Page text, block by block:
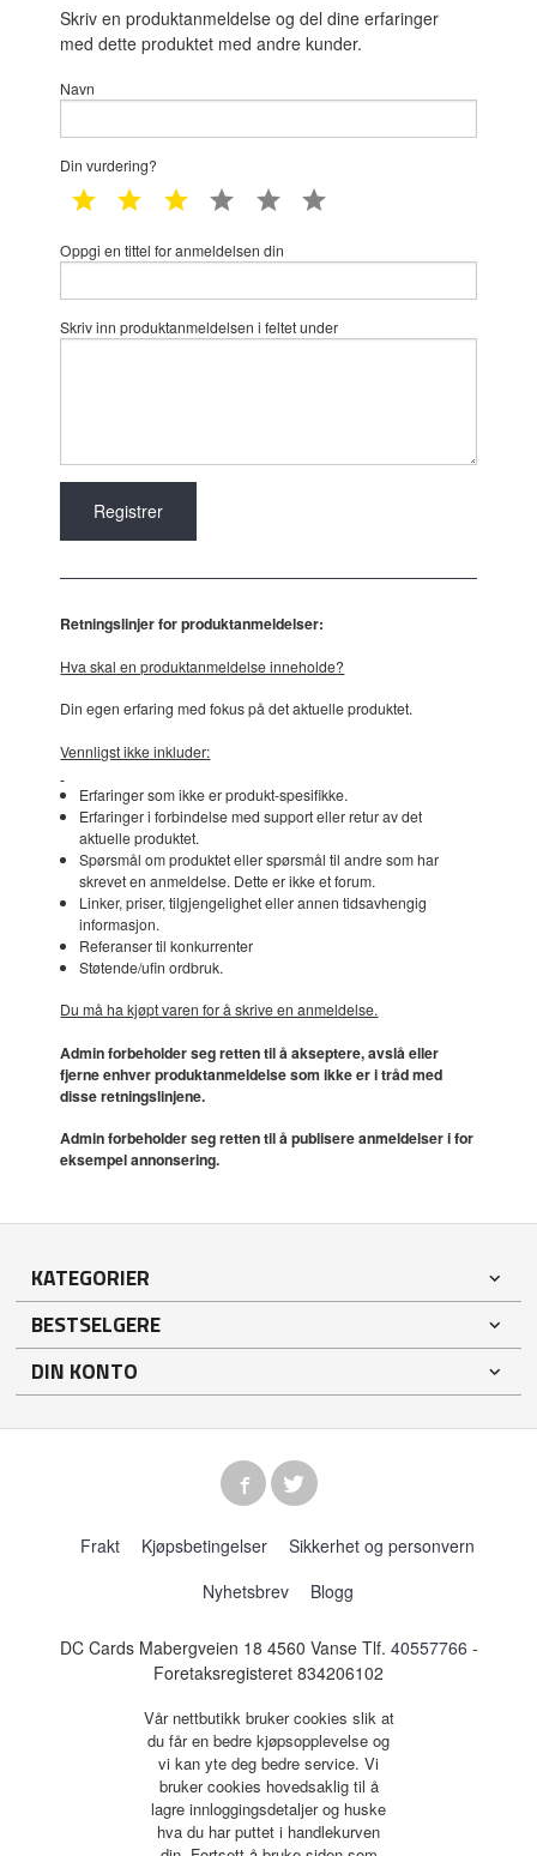
Skriv en produktanmeldelse og del dine erfaringer
med dette produktet med andre kunder.
Navn
Din vurdering?
1 star 2 star 3 star 4 star 5 star
Oppgi en tittel for anmeldelsen din
Skriv inn produktanmeldelsen i feltet under
Retningslinjer for produktanmeldelser:
Hva skal en produktanmeldelse inneholde?
Din egen erfaring med fokus på det aktuelle produktet.
Vennligst ikke inkluder:
Erfaringer som ikke er produkt-spesifikke.
Erfaringer i forbindelse med support eller retur av det
aktuelle produktet.
Spørsmål om produktet eller spørsmål til andre som har
skrevet en anmeldelse. Dette er ikke et forum.
Linker, priser, tilgjengelighet eller annen tidsavhengig
informasjon.
Referanser til konkurrenter
Støtende/ufin ordbruk.
Du må ha kjøpt varen for å skrive en anmeldelse.
Admin forbeholder seg retten til å akseptere, avslå eller
fjerne enhver produktanmeldelse som ikke er i tråd med
disse retningslinjene.
Admin forbeholder seg retten til å publisere anmeldelser i for
eksempel annonsering.
KATEGORIER
BESTSELGERE
DIN KONTO
Frakt Kjøpsbetingelser
Sikkerhet og personvern
Nyhetsbrev
Blogg
DC Cards Mabergveien 18 4560 Vanse Tlf. 40557766 -
Foretaksregisteret 834206102
Vår nettbutikk bruker cookies slik at
du får en bedre kjøpsopplevelse og
vi kan yte deg bedre service. Vi
bruker cookies hovedsaklig til å
lagre innloggingsdetaljer og huske
hva du har puttet i handlekurven